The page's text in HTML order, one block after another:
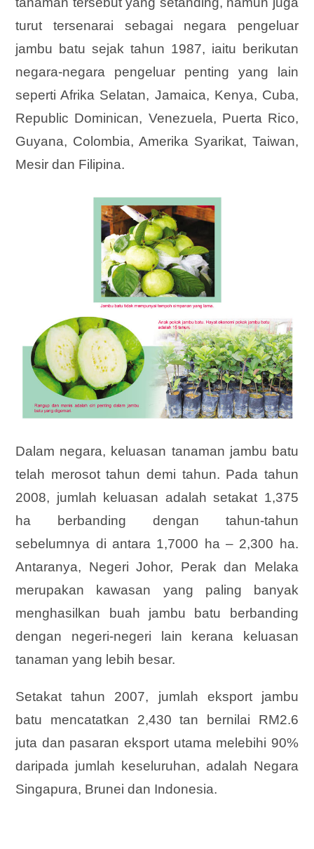
turut tersenarai sebagai negara pengeluar
jambu batu sejak tahun 1987, iaitu berikutan
negara-negara pengeluar penting yang lain
seperti Afrika Selatan, Jamaica, Kenya, Cuba,
Republic Dominican, Venezuela, Puerta Rico,
Guyana, Colombia, Amerika Syarikat, Taiwan,
Mesir dan Filipina.
Dalam negara, keluasan tanaman jambu batu
telah merosot tahun demi tahun. Pada tahun
2008, jumlah keluasan adalah setakat 1,375
ha berbanding dengan tahun-tahun
sebelumnya di antara 1,7000 ha – 2,300 ha.
Antaranya, Negeri Johor, Perak dan Melaka
merupakan kawasan yang paling banyak
menghasilkan buah jambu batu berbanding
dengan negeri-negeri lain kerana keluasan
tanaman yang lebih besar.
Setakat tahun 2007, jumlah eksport jambu
batu mencatatkan 2,430 tan bernilai RM2.6
juta dan pasaran eksport utama melebihi 90%
daripada jumlah keseluruhan, adalah Negara
Singapura, Brunei dan Indonesia.